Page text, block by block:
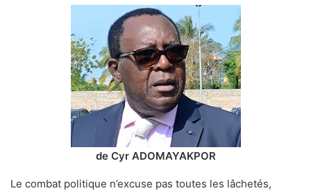
de Cyr ADOMAYAKPOR
Le combat politique n’excuse pas toutes les lâchetés,